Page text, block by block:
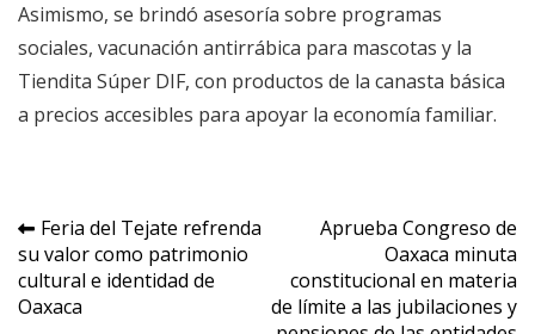
Asimismo, se brindó asesoría sobre programas
sociales, vacunación antirrábica para mascotas y la
Tiendita Súper DIF, con productos de la canasta básica
a precios accesibles para apoyar la economía familiar.
Navegación
de
entradas
Feria del Tejate refrenda
su valor como patrimonio
cultural e identidad de
Oaxaca
Aprueba Congreso de
Oaxaca minuta
constitucional en materia
de límite a las jubilaciones y